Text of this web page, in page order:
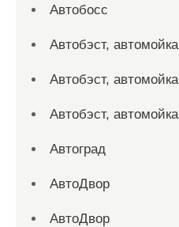
Автобосс
Автобэст, автомойка
Автобэст, автомойка
Автобэст, автомойка
Автоград
АвтоДвор
АвтоДвор